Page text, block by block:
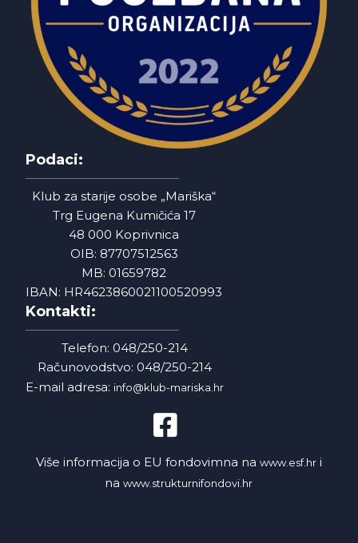
Podaci:
Klub za starije osobe „Mariška“
Trg Eugena Kumičića 17
48 000 Koprivnica
OIB: 87707512563
MB: 01659782
IBAN: HR4623860021100520993
Kontakti:
Telefon: 048/250-214
Računovodstvo: 048/250-214
E-mail adresa: info@klub-mariska.hr
Više informacija o EU fondovimna na www.esf.hri
nawww.strukturnifondovi.hr